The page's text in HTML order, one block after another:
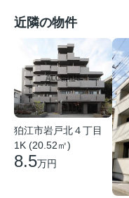
近隣の物件
狛江市岩戸北４丁目
1K (20.52㎡)
8.5万円